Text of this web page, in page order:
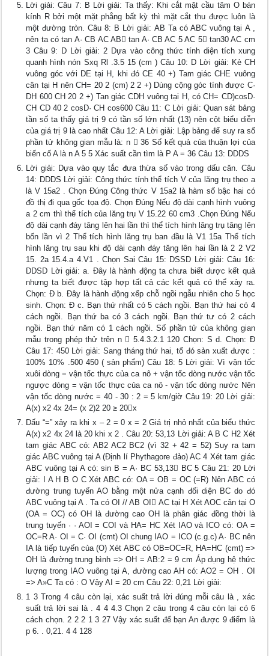
Lời giải: Câu 7: B Lời giải: Ta thấy: Khi cắt mặt cầu tâm O bán
kính R bởi một mặt phẳng bất kỳ thì mặt cắt thu được luôn là
một đường tròn. Câu 8: B Lời giải: AB Ta có ABC vuông tại A ,
nên ta có tan A· CB AC AB tan A· CB AC 5 AC 5 tan30 AC cm
3 Câu 9: D Lời giải: 2 Dựa vào công thức tính diện tích xung
quanh hình nón Sxq Rl .3.5 15 (cm ) Câu 10: D Lời giải: Kẻ CH
vuông góc với DE tại H, khi đó CE 40 +) Tam giác CHE vuông
cân tại H nên CH= 20 2 (cm) 2 2 +) Dùng cộng góc tính được C·
DH 600 CH 20 2 +) Tan giác CDH vuông tại H, có CH= CD)cosD·
CH CD 40 2 cosD· CH cos600 Câu 11: C Lời giải: Quan sát bảng
tần số ta thấy giá trị 9 có tần số lớn nhất (13) nên cột biểu diễn
của giá trị 9 là cao nhất Câu 12: A Lời giải: Lập bảng để suy ra số
phần tử không gian mẫu là: n  36 Số kết quả của thuận lợi của
biến cố A là n A 5 5 Xác suất cần tìm là P A = 36 Câu 13: DDDS
Lời giải: Dựa vào quy tắc đưa thừa số vào trong dấu căn. Câu
14: DDDS Lời giải: Công thức tính thể tích V của lăng trụ theo a
là V 15a2 . Chọn Đúng Công thức V 15a2 là hàm số bậc hai có
đồ thị đi qua gốc tọa độ. Chọn Đúng Nếu độ dài cạnh hình vuông
a 2 cm thì thể tích của lăng trụ V 15.22 60 cm3 .Chọn Đúng Nếu
độ dài cạnh đáy tăng lên hai lần thì thể tích hình lăng trụ tăng lên
bốn lần vì 2 Thể tích hình lăng trụ ban đầu là V1 15a Thể tích
hình lăng trụ sau khi độ dài cạnh đáy tăng lên hai lần là 2 2 V2
15. 2a 15.4.a 4.V1 . Chọn Sai Câu 15: DSSD Lời giải: Câu 16:
DDSD Lời giải: a. Đây là hành động ta chưa biết được kết quả
nhưng ta biết được tập hợp tất cả các kết quả có thể xảy ra.
Chọn: Đ b. Đây là hành động xếp chỗ ngồi ngẫu nhiên cho 5 học
sinh. Chọn: Đ c. Bạn thứ nhất có 5 cách ngồi. Bạn thứ hai có 4
cách ngồi. Bạn thứ ba có 3 cách ngồi. Bạn thứ tư có 2 cách
ngồi. Bạn thứ năm có 1 cách ngồi. Số phần tử của không gian
mẫu trong phép thử trên n  5.4.3.2.1 120 Chọn: S d. Chọn: Đ
Câu 17: 450 Lời giải: Sang tháng thứ hai, tổ đó sản xuất được :
100% 10% .500 450 ( sản phẩm) Câu 18: 5 Lời giải: Vì vận tốc
xuôi dòng = vận tốc thực của ca nô + vận tốc dòng nước vận tốc
ngược dòng = vận tốc thực của ca nô - vận tốc dòng nước Nên
vận tốc dòng nước = 40 - 30 : 2 = 5 km/giờ Câu 19: 20 Lời giải:
A(x) x2 4x 24= (x 2)2 20 ≥ 20x
Dấu “=” xảy ra khi x – 2 = 0 x = 2 Giá trị nhỏ nhất của biểu thức
A(x) x2 4x 24 là 20 khi x 2 . Câu 20: 53,13 Lời giải: A B C H2 Xét
tam giác ABC có: AB2 AC2 BC2 (vì 32 + 42 = 52) Suy ra tam
giác ABC vuông tại A (Định lí Phythagore đảo) AC 4 Xét tam giác
ABC vuông tại A có: sin B = A· BC 53,13 BC 5 Câu 21: 20 Lời
giải: I A H B O C Xét ABC có: OA = OB = OC (=R) Nên ABC có
đường trung tuyến AO bằng một nửa cạnh đối diện BC do đó
ABC vuông tại A . Ta có OI // AB OI AC tại H Xét AOC cân tại O
(OA = OC) có OH là đường cao OH là phân giác đồng thời là
trung tuyến · · AOI = COI và HA= HC Xét IAO và ICO có: OA =
OC=R A· OI = C· OI (cmt) OI chung IAO = ICO (c.g.c) A· BC nên
IA là tiếp tuyến của (O) Xét ABC có OB=OC=R, HA=HC (cmt) =>
OH là đường trung bình => OH = AB:2 = 9 cm Áp dụng hệ thức
lượng trong IAO vuông tại A, đường cao AH có: AO2 = OH . OI
=> A»C Ta có : O Vậy AI = 20 cm Câu 22: 0,21 Lời giải:
1 3 Trong 4 câu còn lại, xác suất trả lời đúng mỗi câu là , xác
suất trả lời sai là . 4 4 4.3 Chọn 2 câu trong 4 câu còn lại có 6
cách chọn. 2 2 2 1 3 27 Vậy xác suất để bạn An được 9 điểm là
p 6. . 0,21. 4 4 128